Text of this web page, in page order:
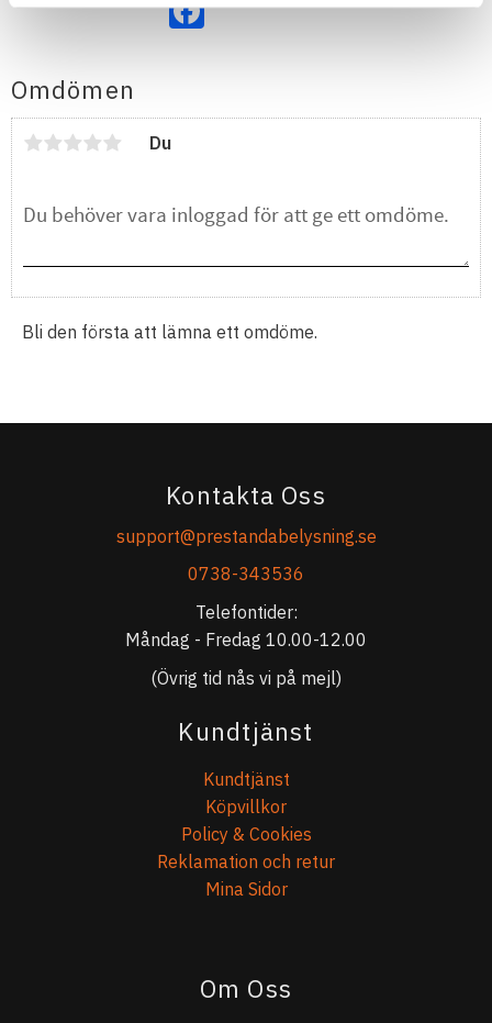
Omdömen
Du
Bli den första att lämna ett omdöme.
Kontakta Oss
support@prestandabelysning.se
0738-343536
Telefontider:
Måndag - Fredag 10.00-12.00
(Övrig tid nås vi på mejl)
Kundtjänst
Kundtjänst
Köpvillkor
Policy & Cookies
Reklamation och retur
Mina Sidor
Om Oss